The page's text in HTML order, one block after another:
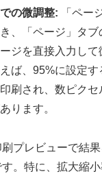
の微調整: 「ペー
、「ページ」タブ
ジを直接入力して
ば、95%に設定す
刷され、数ピクセ
ります。
プレビューで結
。特に、拡大縮